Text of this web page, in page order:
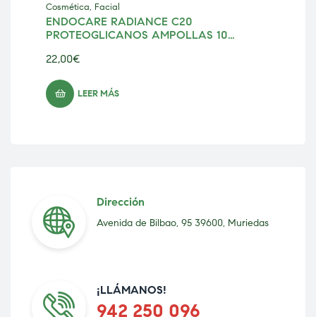
Cosmética, Facial
ENDOCARE RADIANCE C20
PROTEOGLICANOS AMPOLLAS 10
22,00€
LEER MÁS
Dirección
Avenida de Bilbao, 95 39600, Muriedas
¡LLÁMANOS!
942 250 096